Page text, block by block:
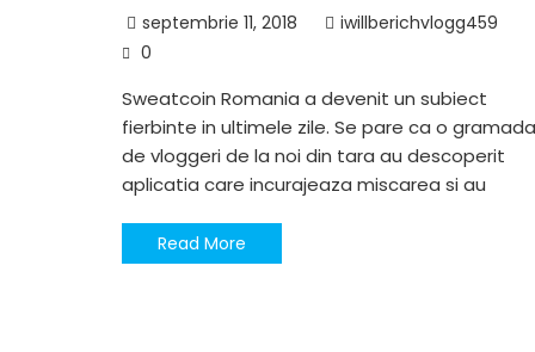
septembrie 11, 2018
iwillberichvlogg459
0
Sweatcoin Romania a devenit un subiect
fierbinte in ultimele zile. Se pare ca o gramada
de vloggeri de la noi din tara au descoperit
aplicatia care incurajeaza miscarea si au
Read More